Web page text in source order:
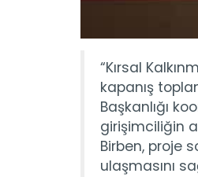
“Kırsal
kapanış
Başkanlığı
girişimciliğin
Birben, proje
ulaşmasını